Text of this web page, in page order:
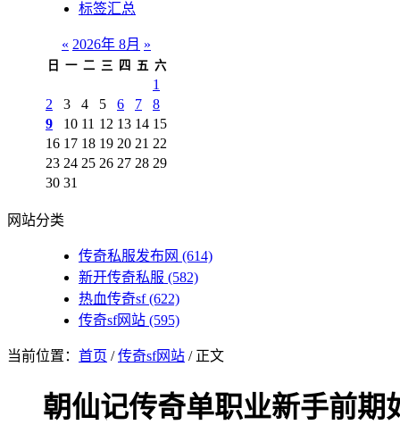
标签汇总
« 2026年 8月 »
日 一 二 三 四 五 六
1
2
3 4 5 6 7
8
9
10 11 12 13 14 15
16 17 18 19 20 21 22
23 24 25 26 27 28 29
30 31
网站分类
传奇私服发布网 (614)
新开传奇私服 (582)
热血传奇sf(622)
传奇sf网站 (595)
当前位置： 首页 /传奇sf网站 / 正文
朝仙记传奇单职业新手前期